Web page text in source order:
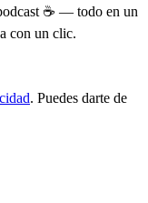
☕ — todo en un
con un clic.
. Puedes darte de